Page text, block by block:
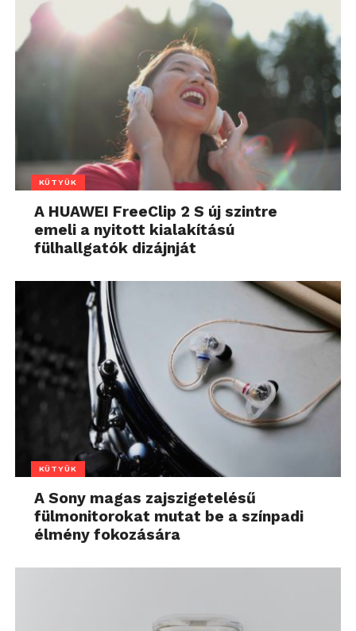
KÜTYÜK
A HUAWEI FreeClip 2 S új szintre
emeli a nyitott kialakítású
fülhallgatók dizájnját
KÜTYÜK
A Sony magas zajszigetelésű
fülmonitorokat mutat be a színpadi
élmény fokozására